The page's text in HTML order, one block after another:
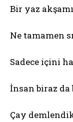
Bir yaz
Ne tamamen
Sadece içini
İnsan biraz
Çay